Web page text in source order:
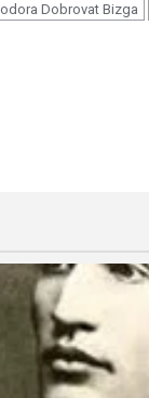
Dobrovat Bizga